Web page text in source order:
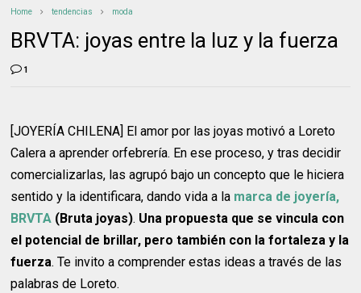
Home tendencias moda
BRVTA: joyas entre la luz y la fuerza
1
[JOYERÍA CHILENA] El amor por las joyas motivó a Loreto
Calera a aprender orfebrería. En ese proceso, y tras decidir
comercializarlas, las agrupó bajo un concepto que le hiciera
sentido y la identificara, dando vida a la marca de joyería,
BRVTA (Bruta joyas). Una propuesta que se vincula con
el potencial de brillar, pero también con la fortaleza y la
fuerza. Te invito a comprender estas ideas a través de las
palabras de Loreto.